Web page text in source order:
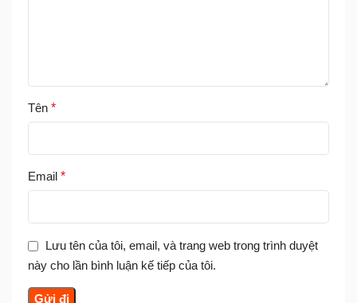
Tên *
Email *
Lưu tên của tôi, email, và trang web trong trình duyệt
này cho lần bình luận kế tiếp của tôi.